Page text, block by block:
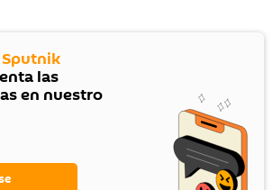
Sputnik
las
en nuestro